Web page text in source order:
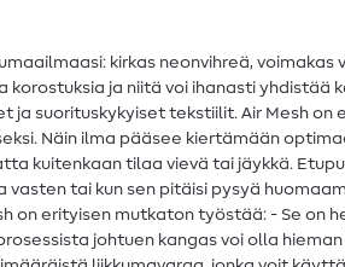
kirkas neonvihreä,
ja niitä voi ihanasti yhdistää
suorituskykyiset tekstiilit. Air Mesh on
Näin ilma pääsee kiertämään
kuitenkaan tilaa vievä tai jäykkä.
vasten tai kun sen pitäisi pysyä
on erityisen mutkaton työstää: - Se
johtuen kangas voi olla